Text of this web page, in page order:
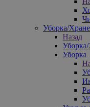
Уборка/
Назад
Уборка